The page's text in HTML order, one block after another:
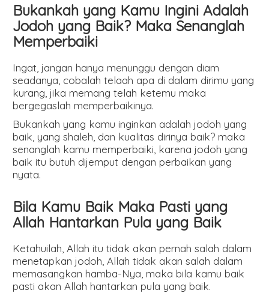
Bukankah yang Kamu Ingini Adalah
Jodoh yang Baik? Maka Senanglah
Memperbaiki
Ingat, jangan hanya menunggu dengan diam
seadanya, cobalah telaah apa di dalam dirimu yang
kurang, jika memang telah ketemu maka
bergegaslah memperbaikinya.
Bukankah yang kamu inginkan adalah jodoh yang
baik, yang shaleh, dan kualitas dirinya baik? maka
senanglah kamu memperbaiki, karena jodoh yang
baik itu butuh dijemput dengan perbaikan yang
nyata.
Bila Kamu Baik Maka Pasti yang
Allah Hantarkan Pula yang Baik
Ketahuilah, Allah itu tidak akan pernah salah dalam
menetapkan jodoh, Allah tidak akan salah dalam
memasangkan hamba-Nya, maka bila kamu baik
pasti akan Allah hantarkan pula yang baik.